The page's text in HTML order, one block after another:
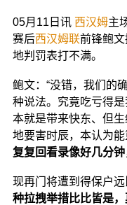
05月11日讯 西汉姆主
赛后西汉姆联前锋鲍文
地判罚表打不满。
鲍文：“没错，我们的
种说法。究竟吃亏得是
本就是带来快东、但
地要害时辰，本认为能
复复回看录像好几分钟
现再门将遭到得保户远
种拉拽举措比比皆是